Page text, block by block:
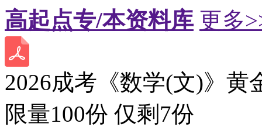
高起点专/本资料库 更多
2026成考《数学(文)》黄
限量100份 仅剩 7份